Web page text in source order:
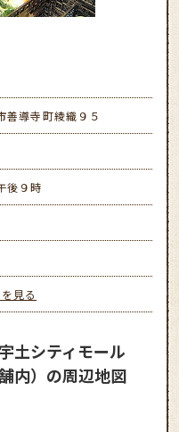
善導寺町綾織９５
後９時
見る
土シティモール
内）の周辺地図